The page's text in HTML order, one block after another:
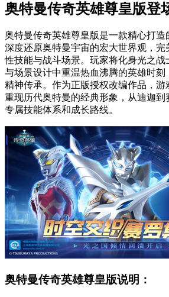
奥特曼传奇英雄尊皇版登
奥特曼传奇英雄尊皇版是一款精心打
深度还原奥特曼宇宙的宏大世界观，
性技能与战斗场景。玩家将化身光之战
与场景设计中重温热血沸腾的英雄时
精神传承。作为正版授权改编作品，游
重现历代奥特曼的经典形象，从迪迦
专属技能体系和成长路线。
奥特曼传奇英雄尊皇版说明：